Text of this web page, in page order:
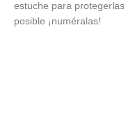
estuche para
posible ¡numéralas!